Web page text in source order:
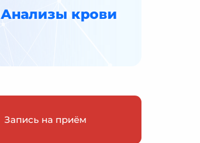
Анализы крови
Запись на приём